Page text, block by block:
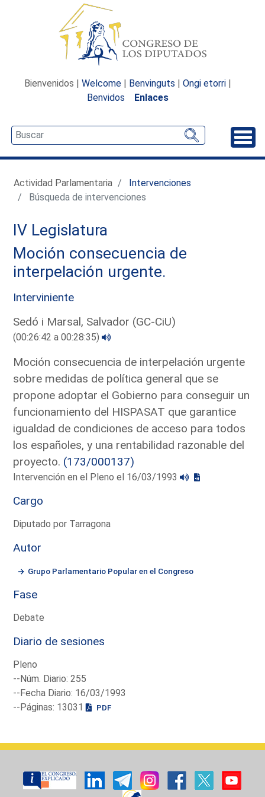
Bienvenidos | Welcome | Benvinguts | Ongi etorri |
Benvidos
Enlaces
Actividad Parlamentaria
Intervenciones
Búsqueda de intervenciones
IV Legislatura
Moción consecuencia de
interpelación urgente.
Interviniente
Sedó i Marsal, Salvador (GC-CiU)
(00:26:42 a 00:28:35)
Moción consecuencia de interpelación urgente
sobre medidas de política general que se
propone adoptar el Gobierno para conseguir un
funcionamiento del HISPASAT que garantice
igualdad de condiciones de acceso para todos
los españoles, y una rentabilidad razonable del
proyecto. (173/000137)
Intervención en el Pleno el 16/03/1993
Cargo
Diputado por Tarragona
Autor
Grupo Parlamentario Popular en el Congreso
Fase
Debate
Diario de sesiones
Pleno
--Núm. Diario: 255
--Fecha Diario: 16/03/1993
--Páginas: 13031
PDF